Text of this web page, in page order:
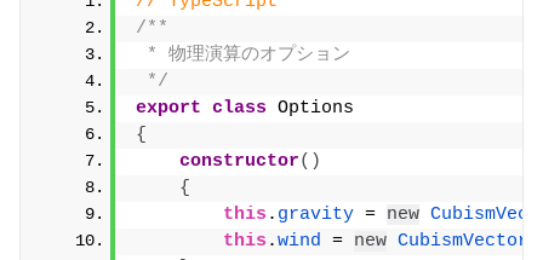
/**
* 物理演算のオプション
*/
export class Options
{
constructor( )
{
this . gravity = new
this .wind = new CubismVector2